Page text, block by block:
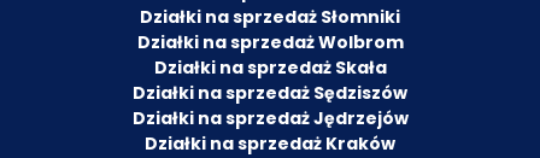
Działki na sprzedaż Słomniki
Działki na sprzedaż Wolbrom
Działki na sprzedaż Skała
Działki na sprzedaż Sędziszów
Działki na sprzedaż Jędrzejów
Działki na sprzedaż Kraków